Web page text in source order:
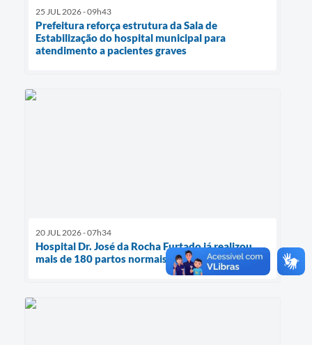
25 JUL 2026 - 09h43
Prefeitura reforça estrutura da Sala de
Estabilização do hospital municipal para
atendimento a pacientes graves
20 JUL 2026 - 07h34
Hospital Dr. José da Rocha Furtado já realizou
mais de 180 partos normais entre 2025 e 2026